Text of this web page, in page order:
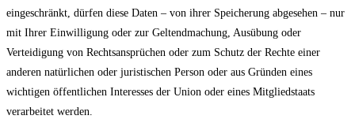
eingeschränkt, dürfen diese Daten – von ihrer Speicherung abgesehen – nur
mit Ihrer Einwilligung oder zur Geltendmachung, Ausübung oder
Verteidigung von Rechtsansprüchen oder zum Schutz der Rechte einer
anderen natürlichen oder juristischen Person oder aus Gründen eines
wichtigen öffentlichen Interesses der Union oder eines Mitgliedstaats
verarbeitet werden.